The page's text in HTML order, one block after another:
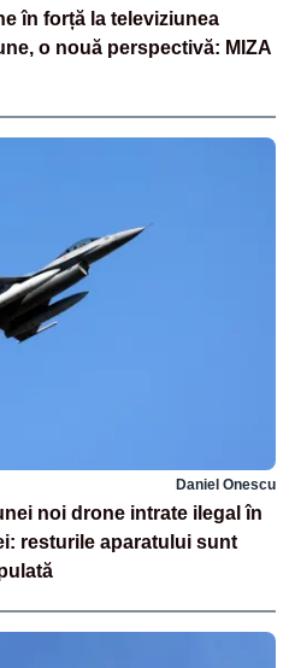
în forță la televiziunea
o nouă perspectivă: MIZA
Daniel Onescu
noi drone intrate ilegal în
resturile aparatului sunt